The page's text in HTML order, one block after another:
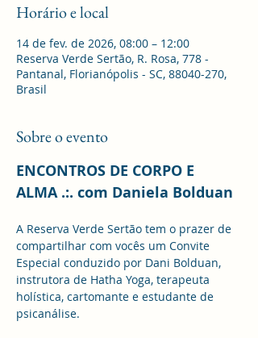
Horário e local
14 de fev. de 2026, 08:00 – 12:00
Reserva Verde Sertão, R. Rosa, 778 -
Pantanal, Florianópolis - SC, 88040-270,
Brasil
Sobre o evento
ENCONTROS DE CORPO E
ALMA .:. com Daniela Bolduan
A Reserva Verde Sertão tem o prazer de
compartilhar com vocês um Convite
Especial conduzido por Dani Bolduan,
instrutora de Hatha Yoga, terapeuta
holística, cartomante e estudante de
psicanálise.